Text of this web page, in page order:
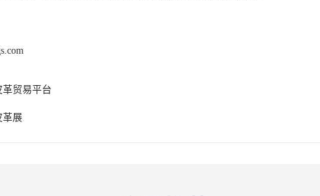
革贸易平台
革展